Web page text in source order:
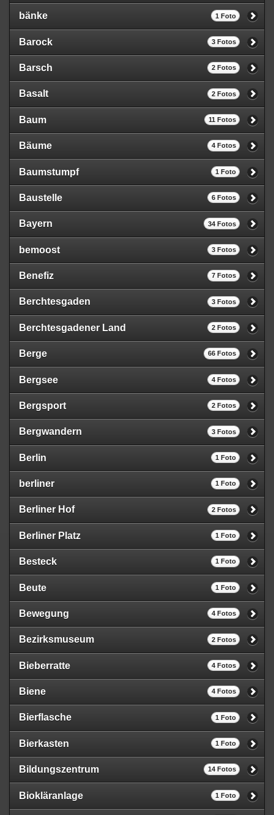
bänke 1 Foto
Barock 3 Fotos
Barsch 2 Fotos
Basalt 2 Fotos
Baum 11 Fotos
Bäume 4 Fotos
Baumstumpf 1 Foto
Baustelle 6 Fotos
Bayern 34 Fotos
bemoost 3 Fotos
Benefiz 7 Fotos
Berchtesgaden 3 Fotos
Berchtesgadener Land 2 Fotos
Berge 66 Fotos
Bergsee 4 Fotos
Bergsport 2 Fotos
Bergwandern 3 Fotos
Berlin 1 Foto
berliner 1 Foto
Berliner Hof 2 Fotos
Berliner Platz 1 Foto
Besteck 1 Foto
Beute 1 Foto
Bewegung 4 Fotos
Bezirksmuseum 2 Fotos
Bieberratte 4 Fotos
Biene 4 Fotos
Bierflasche 1 Foto
Bierkasten 1 Foto
Bildungszentrum 14 Fotos
Biokläranlage 1 Foto